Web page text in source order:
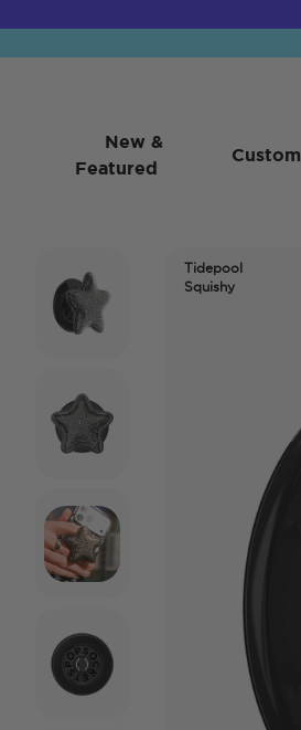
New &
Featured
Custom
Tidepool
Squishy